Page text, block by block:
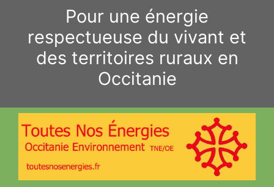
contenu
Pour une énergie
respectueuse du vivant et
des territoires ruraux en
Occitanie